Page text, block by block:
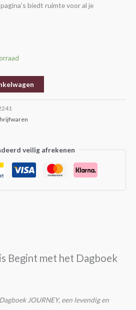
biedt ruimte voor al je
veilig afrekenen
Begint met het Dagboek
JOURNEY, een levendig en